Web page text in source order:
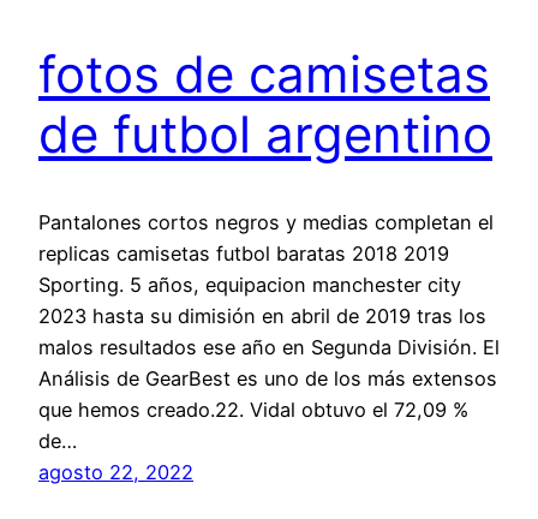
fotos de camisetas
de futbol argentino
Pantalones cortos negros y medias completan el
replicas camisetas futbol baratas 2018 2019
Sporting. 5 años, equipacion manchester city
2023 hasta su dimisión en abril de 2019 tras los
malos resultados ese año en Segunda División. El
Análisis de GearBest es uno de los más extensos
que hemos creado.22. Vidal obtuvo el 72,09 %
de…
agosto 22, 2022